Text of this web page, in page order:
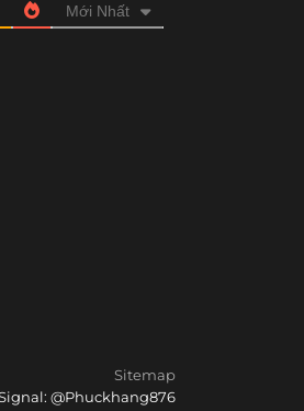
Mới Nhất
Sitemap
@Phuckhang876